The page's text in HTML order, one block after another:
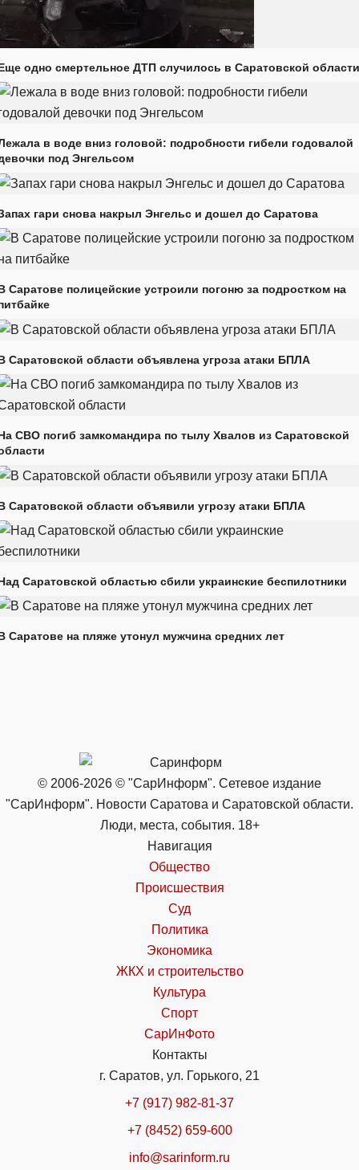
одно смертельное ДТП случилось в Саратовской области
в воде вниз головой: подробности гибели годовалой
под Энгельсом
гари снова накрыл Энгельс и дошел до Саратова
Саратове полицейские устроили погоню за подростком на
Саратовской области объявлена угроза атаки БПЛА
СВО погиб замкомандира по тылу Хвалов из Саратовской
Саратовской области объявили угрозу атаки БПЛА
Саратовской областью сбили украинские беспилотники
Саратове на пляже утонул мужчина средних лет
© 2006-2026 © "СарИнформ". Сетевое издание
"СарИнформ". Новости Саратова и Саратовской области.
Люди, места, события. 18+
Навигация
Общество
Происшествия
Суд
Политика
Экономика
ЖКХ и строительство
Культура
Спорт
СарИнФото
Контакты
г. Саратов, ул. Горького, 21
+7 (917) 982-81-37
+7 (8452) 659-600
info@sarinform.ru